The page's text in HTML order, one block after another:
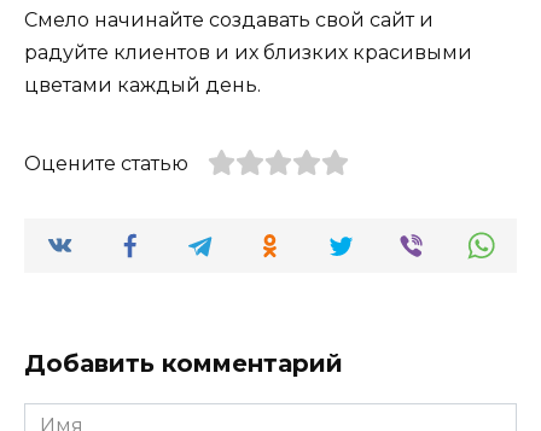
Смело начинайте создавать свой сайт и
радуйте клиентов и их близких красивыми
цветами каждый день.
Оцените статью
Добавить комментарий
Имя